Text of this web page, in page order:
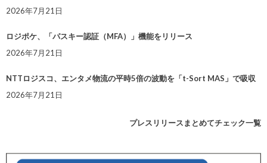
2026年7月21日
ロジポケ、「パスキー認証（MFA）」機能をリリース
2026年7月21日
NTTロジスコ、エンタメ物流の平時5倍の波動を「t-Sort MAS」で吸収
2026年7月21日
プレスリリースまとめてチェック一覧